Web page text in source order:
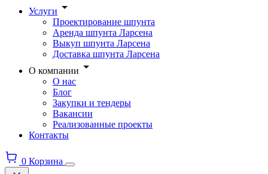
Услуги
Проектирование шпунта
Аренда шпунта Ларсена
Выкуп шпунта Ларсена
Доставка шпунта Ларсена
О компании
О нас
Блог
Закупки и тендеры
Вакансии
Реализованные проекты
Контакты
0 Корзина